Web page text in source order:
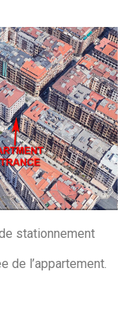
stationnement
de l’appartement.